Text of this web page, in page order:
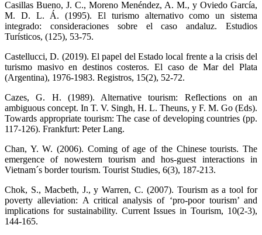
Casillas Bueno, J. C., Moreno Menéndez, A. M., y Oviedo García,
M. D. L. Á. (1995). El turismo alternativo como un sistema
integrado: consideraciones sobre el caso andaluz. Estudios
Turísticos, (125), 53-75.
Castellucci, D. (2019). El papel del Estado local frente a la crisis del
turismo masivo en destinos costeros. El caso de Mar del Plata
(Argentina), 1976-1983. Registros, 15(2), 52-72.
Cazes, G. H. (1989). Alternative tourism: Reflections on an
ambiguous concept. In T. V. Singh, H. L. Theuns, y F. M. Go (Eds).
Towards appropriate tourism: The case of developing countries (pp.
117-126). Frankfurt: Peter Lang.
Chan, Y. W. (2006). Coming of age of the Chinese tourists. The
emergence of nowestern tourism and hos-guest interactions in
Vietnam´s border tourism. Tourist Studies, 6(3), 187-213.
Chok, S., Macbeth, J., y Warren, C. (2007). Tourism as a tool for
poverty alleviation: A critical analysis of ‘pro-poor tourism’ and
implications for sustainability. Current Issues in Tourism, 10(2-3),
144-165.